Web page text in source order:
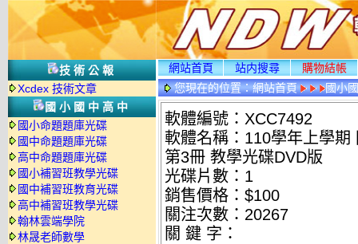
技術公報
Xcdex 技術文章
國小國中高中
國小命題題庫光碟
國中命題題庫光碟
高中命題題庫光碟
國小補習班教學光碟
國中補習班教育光碟
高中補習班教學光碟
翰林雲端學院
林晟老師數學
網站首頁 站内搜尋
購物結帳
您現在的位置：網站首頁 國小
軟體編號：XCC7492
軟體名稱：110學年上學
第3冊 教學光碟DVD版
光碟片數：1
銷售價格：$100
關注次數： 20267
關 鍵 字：